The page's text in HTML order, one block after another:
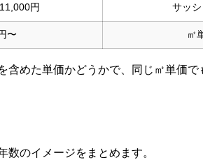
円 サッ
〜 ㎡
めた単価かどうかで、同じ㎡単価で
のイメージをまとめます。